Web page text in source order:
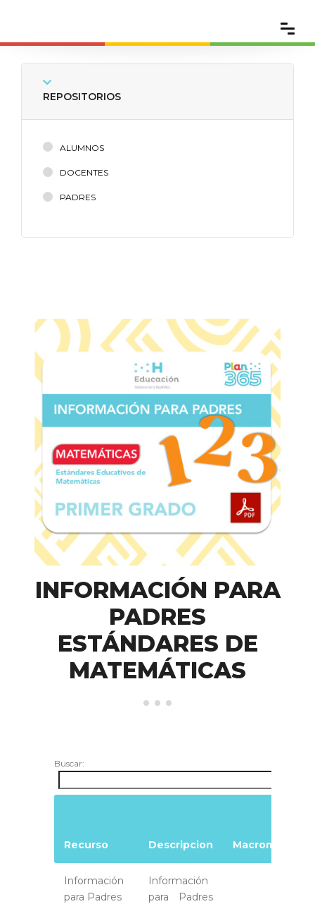
REPOSITORIOS
ALUMNOS
DOCENTES
PADRES
INFORMACIÓN PARA
PADRES
ESTÁNDARES DE
MATEMÁTICAS
Buscar:
Recurso Descripcion Macromedia
Información
para Padres
Información
para Padres